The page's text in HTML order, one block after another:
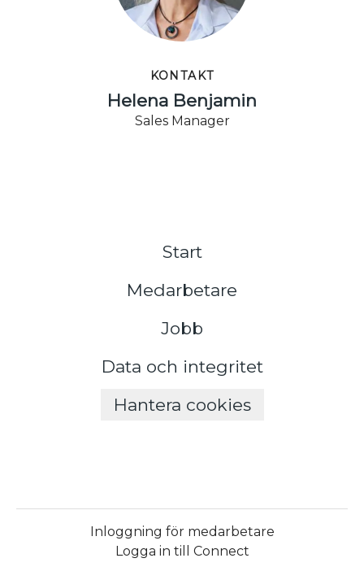
KONTAKT
Helena Benjamin
Sales Manager
Start
Medarbetare
Jobb
Data och integritet
Hantera cookies
Inloggning för medarbetare
Logga in till Connect